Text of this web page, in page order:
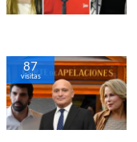
87
visitas